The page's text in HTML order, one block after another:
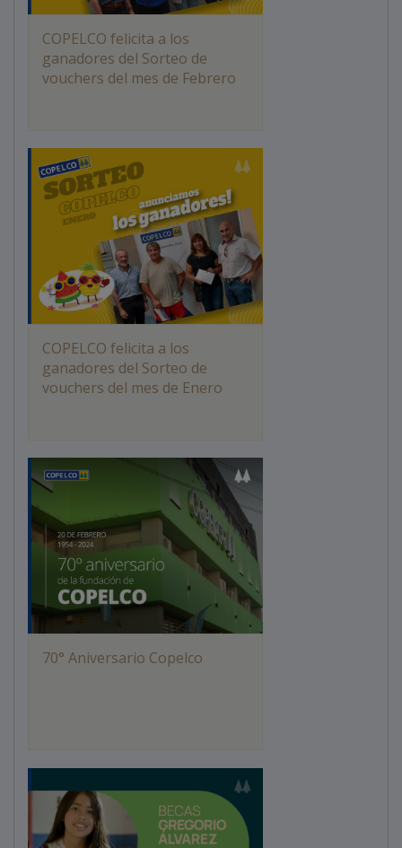
COPELCO felicita a los
ganadores del Sorteo de
vouchers del mes de Febrero
COPELCO felicita a los
ganadores del Sorteo de
vouchers del mes de Enero
70° Aniversario Copelco